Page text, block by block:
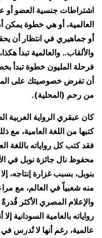
اشتراطات جنسية العضو أو
العالمية، أو هي خطوة
أو جماهيري في انتظار أن
والألقاب.. والعالمية تبدأ
فرحلة المليون خطوة تبدأ
أن تفرض خصوصيتك على
من رحم (المحلية).
كان عبقري الرواية العربية
كتبها من اللغة العامية،
فقد كتب كل رواياته باللغة
بنوبل، بسبب غزارة إنتاجه،
منه شعبياً في العالم، مع
والإعلام المصري الأكثر
رواياته بالعامية
عالمية، رغم أنها لا تُدرس